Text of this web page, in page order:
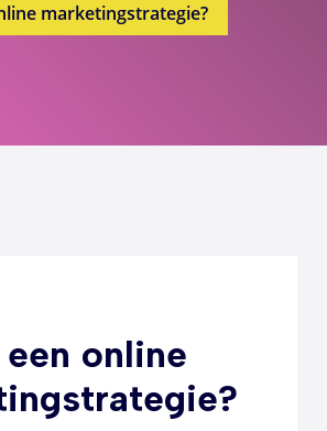
marketingstrategie?
online